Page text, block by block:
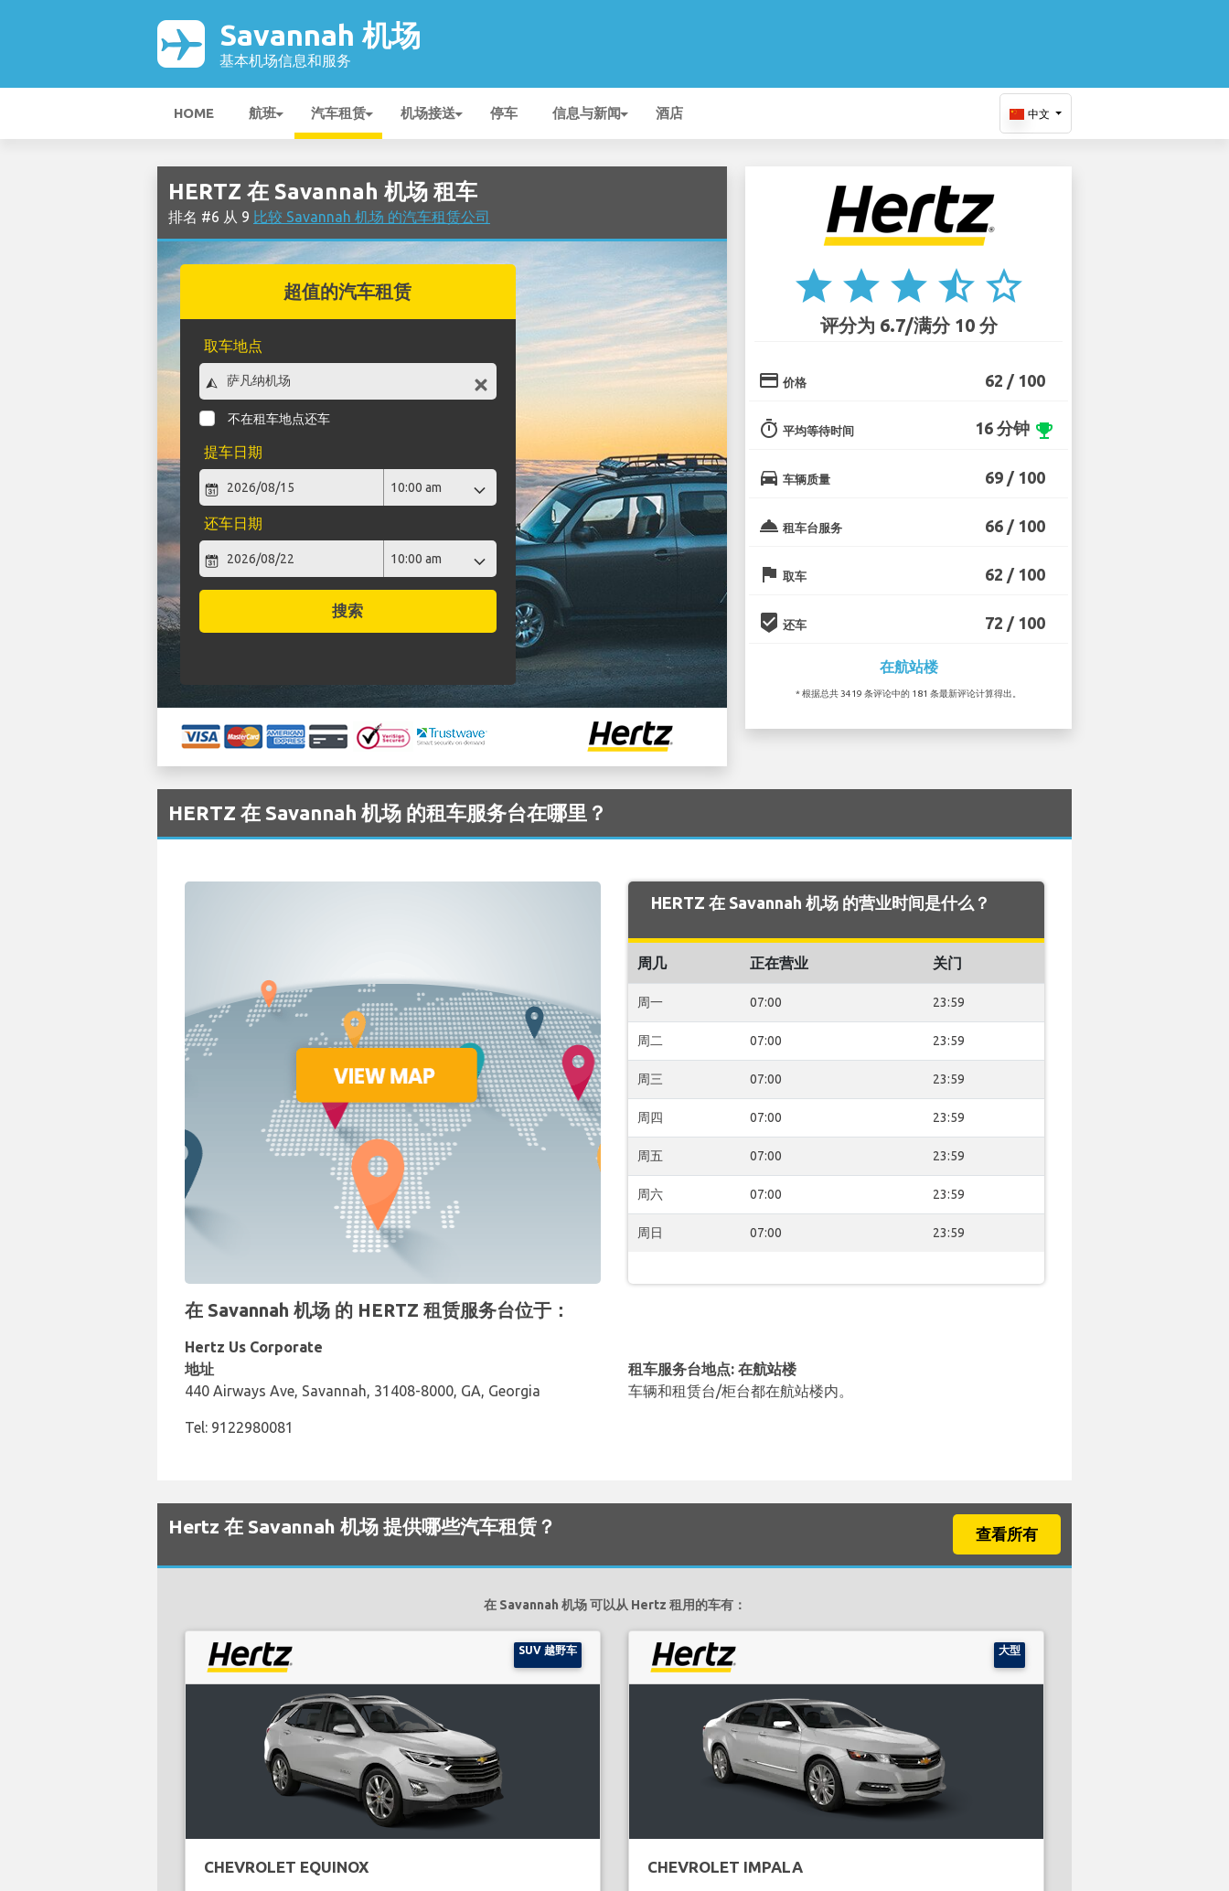
Savannah 机场
基本机场信息和服务
HOME 航班 汽车租赁 机场接送 停车 信息与新闻 酒店 中文
HERTZ 在 Savannah 机场 租车
排名 #6 从 9 比较 Savannah 机场 的汽车租赁公司
超值的汽车租赁
取车地点
不在租车地点还车
提车日期
还车日期
搜索
star star star star_half star_border
评分为 6.7/满分 10 分
credit_card 价格 62 / 100
timer 平均等待时间 16 分钟 emoji_events
directions_car 车辆质量 69 / 100
room_service 租车台服务 66 / 100
flag 取车 62 / 100
beenhere 还车 72 / 100
在航站楼
* 根据总共 3419 条评论中的 181 条最新评论计算得出。
HERTZ 在 Savannah 机场 的租车服务台在哪里？
HERTZ 在 Savannah 机场 的营业时间是什么？
周几 正在营业 关门
周一 07:00 23:59
周二 07:00 23:59
周三 07:00 23:59
周四 07:00 23:59
周五 07:00 23:59
周六 07:00 23:59
周日 07:00 23:59
在 Savannah 机场 的 HERTZ 租赁服务台位于：
Hertz Us Corporate
地址
440 Airways Ave, Savannah, 31408-8000, GA, Georgia
Tel: 9122980081
租车服务台地点: 在航站楼
车辆和租赁台/柜台都在航站楼内。
Hertz 在 Savannah 机场 提供哪些汽车租赁？ 查看所有
在 Savannah 机场 可以从 Hertz 租用的车有：
SUV 越野车
CHEVROLET EQUINOX
大型
CHEVROLET IMPALA